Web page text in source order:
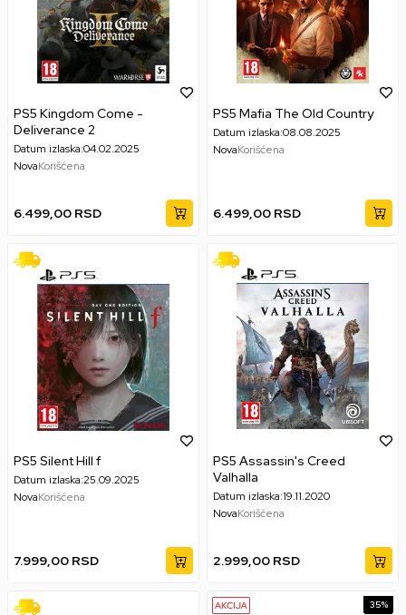
PS5 Kingdom Come -
Deliverance 2
Datum izlaska:04.02.2025
NovaKorišćena
6.499,00 RSD
PS5 Mafia The Old Country
Datum izlaska:08.08.2025
NovaKorišćena
6.499,00 RSD
PS5 Silent Hill f
Datum izlaska:25.09.2025
NovaKorišćena
7.999,00 RSD
PS5 Assassin's Creed
Valhalla
Datum izlaska:19.11.2020
NovaKorišćena
2.999,00 RSD
35%